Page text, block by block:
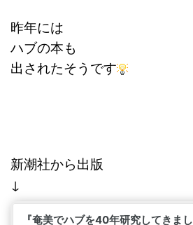
昨年には
ハブの本も
出されたそうです
新潮社から出版
↓